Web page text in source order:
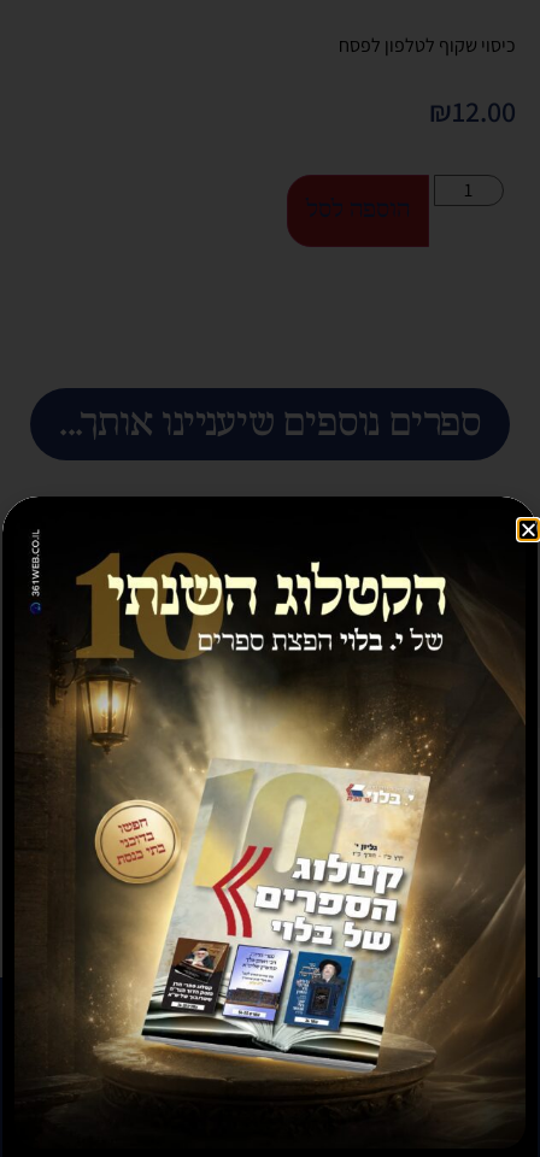
כיסוי שקוף לטלפון לפסח
₪12.00
הוספה לסל
ספרים נוספים שיעניינו אותך...
תשובה מאת הרב ראובן
לויכטר שליטא
₪20.00 – ₪30.00
תורת חובות הלבבות עב
בלבב ימים
50.00 ₪20.00